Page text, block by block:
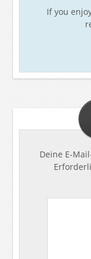
If you
Deine E-